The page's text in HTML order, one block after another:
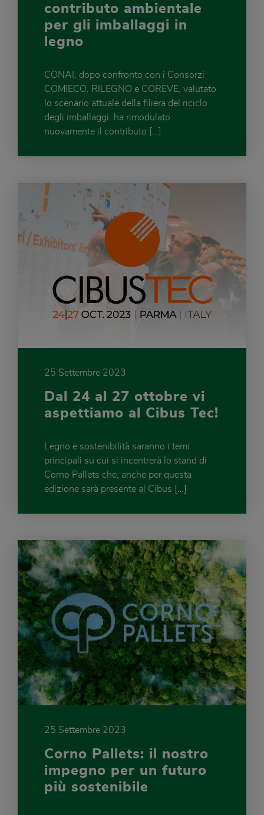
contributo ambientale
per gli imballaggi in
legno
CONAI, dopo confronto con i Consorzi
COMIECO, RILEGNO e COREVE, valutato
lo scenario attuale della filiera del riciclo
degli imballaggi. ha rimodulato
nuovamente il contributo […]
25 Settembre 2023
Dal 24 al 27 ottobre vi
aspettiamo al Cibus Tec!
Legno e sostenibilità saranno i temi
principali su cui si incentrerà lo stand di
Corno Pallets che, anche per questa
edizione sarà presente al Cibus […]
25 Settembre 2023
Corno Pallets: il nostro
impegno per un futuro
più sostenibile